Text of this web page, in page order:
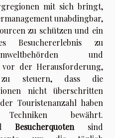
mit sich bringt,
unabdingbar,
zu schützen und ein
Besuchererlebnis zu
und
vor der Herausforderung,
zu steuern, dass die
nicht überschritten
Touristenanzahl haben
bewährt.
Besucherquoten sind